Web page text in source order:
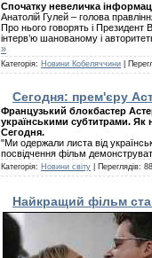
Спочатку невеличка
Анатолій Гулей – голова
Про нього говорять і Президент
інтерв’ю шанованому і
»
Категорія: Новини Кобеляччини |
Сегодня: прем'єру
Французький блокбастер
українськими субтитрами. Як
Сегодня.
"Ми одержали листа від
посвідчення фільм
Категорія: Новини світу | Переглядів:
Найкращий фільм